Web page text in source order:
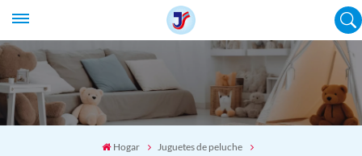
Hogar
Juguetes de peluche